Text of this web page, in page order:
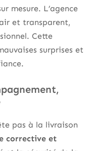
mesure. L’agence
et transparent,
Cette
surprises et
pas à la livraison
corrective et